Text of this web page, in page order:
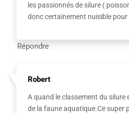
les passionnés de silure (
donc certainement nuisible
Répondre
Robert
A quand le classement du silure
de la faune aquatique.Ce super